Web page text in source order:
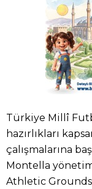
Türkiye Millî
hazırlıkları
çalışmalarına
Montella
Athletic